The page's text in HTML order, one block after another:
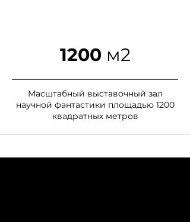
1200м2
Масштабный выставочный зал
научной фантастики площадью 1200
квадратных метров